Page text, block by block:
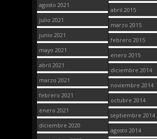
agosto 2021
julio 2021
junio 2021
mayo 2021
abril 2021
marzo 2021
febrero 2021
enero 2021
diciembre 2020
abril 2015
marzo 2015
febrero 2015
enero 2015
diciembre 2014
noviembre 2014
octubre 2014
septiembre 2014
agosto 2014